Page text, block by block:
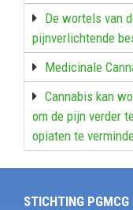
De wortels van
pijnverlichtende
Medicinale
Cannabis kan
om de pijn verder
opiaten te
STICHTING PGMCG